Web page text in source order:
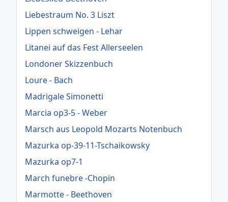
Liebestraum No. 3 Liszt
Lippen schweigen - Lehar
Litanei auf das Fest Allerseelen
Londoner Skizzenbuch
Loure - Bach
Madrigale Simonetti
Marcia op3-5 - Weber
Marsch aus Leopold Mozarts Notenbuch
Mazurka op-39-11-Tschaikowsky
Mazurka op7-1
March funebre -Chopin
Marmotte - Beethoven